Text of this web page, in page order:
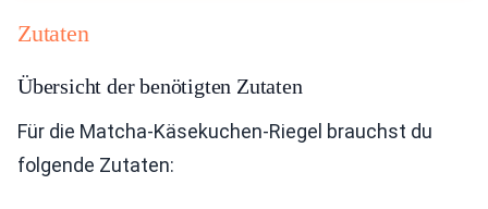
Zutaten
Übersicht der benötigten Zutaten
Für die Matcha-Käsekuchen-Riegel brauchst du
folgende Zutaten: